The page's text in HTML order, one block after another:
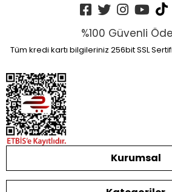
%100 Güvenli
Tüm kredi kartı bilgileriniz 256bit SSL
Kurumsal